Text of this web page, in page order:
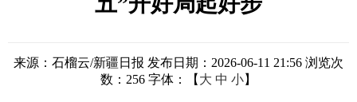
来源：石榴云/新疆日报 发布日期：2026-06-11 21:56 浏览次
数： 256 字体：【 大 中 小】